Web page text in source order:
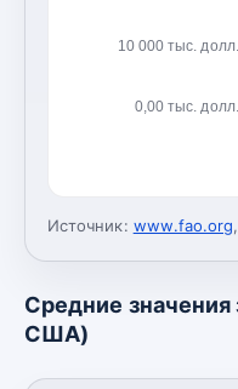
0,00 тыс.
10 000 тыс.
Источник: www.fao.org,
Средние значения
США)